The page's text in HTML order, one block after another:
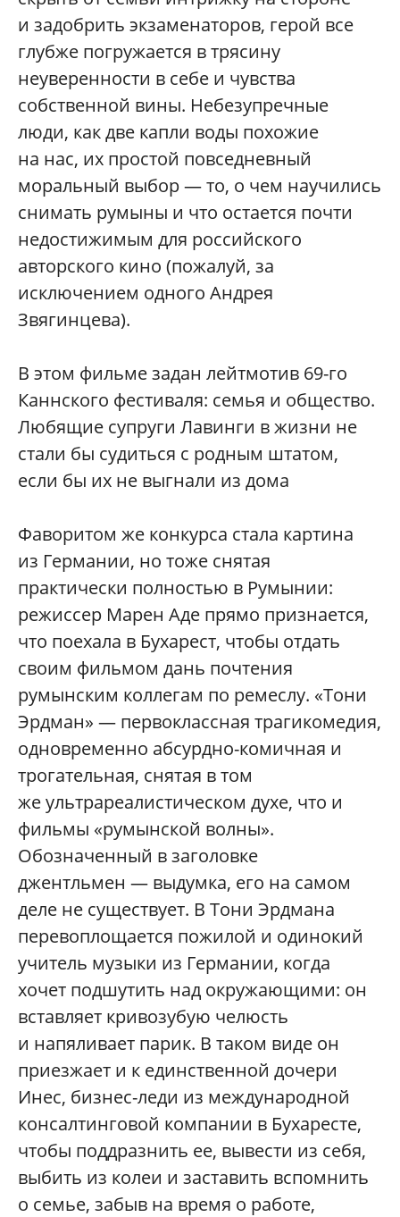
и задобрить экзаменаторов, герой все
глубже погружается в трясину
неуверенности в себе и чувства
собственной вины. Небезупречные
люди, как две капли воды похожие
на нас, их простой повседневный
моральный выбор — то, о чем научились
снимать румыны и что остается почти
недостижимым для российского
авторского кино (пожалуй, за
исключением одного Андрея
Звягинцева).
В этом фильме задан лейтмотив 69-го
Каннского фестиваля: семья и общество.
Любящие супруги Лавинги в жизни не
стали бы судиться с родным штатом,
если бы их не выгнали из дома
Фаворитом же конкурса стала картина
из Германии, но тоже снятая
практически полностью в Румынии:
режиссер Марен Аде прямо признается,
что поехала в Бухарест, чтобы отдать
своим фильмом дань почтения
румынским коллегам по ремеслу. «Тони
Эрдман» — первоклассная трагикомедия,
одновременно абсурдно-комичная и
трогательная, снятая в том
же ультрареалистическом духе, что и
фильмы «румынской волны».
Обозначенный в заголовке
джентльмен — выдумка, его на самом
деле не существует. В Тони Эрдмана
перевоплощается пожилой и одинокий
учитель музыки из Германии, когда
хочет подшутить над окружающими: он
вставляет кривозубую челюсть
и напяливает парик. В таком виде он
приезжает и к единственной дочери
Инес, бизнес-леди из международной
консалтинговой компании в Бухаресте,
чтобы поддразнить ее, вывести из себя,
выбить из колеи и заставить вспомнить
о семье, забыв на время о работе,